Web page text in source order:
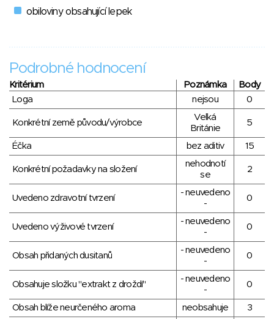
obiloviny obsahující lepek
Podrobné hodnocení
Kritérium Poznámka
Body
Loga
nejsou 0
Konkrétní země původu/výrobce
Velká
Británie
5
Éčka bez aditiv 15
Konkrétní požadavky na složení
nehodnotí
se
2
Uvedeno zdravotní tvrzení
- neuvedeno
-
0
Uvedeno výživové tvrzení
- neuvedeno
-
0
Obsah přidaných dusitanů
- neuvedeno
-
0
Obsahuje složku "extrakt z droždí"
- neuvedeno
-
0
Obsah blíže neurčeného aroma neobsahuje
3